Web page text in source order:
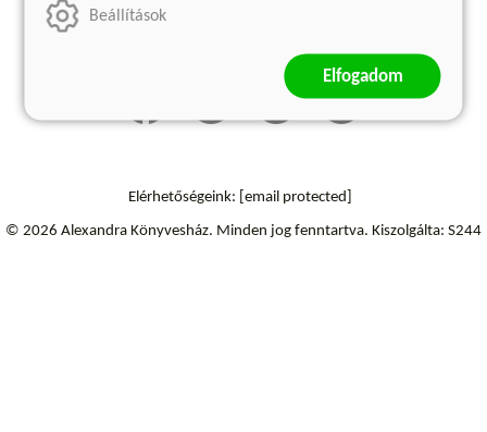
Szállítási információk
Elérhetőségeink: [email protected]
© 2026 Alexandra Könyvesház. Minden jog fenntartva. Kiszolgálta: S244
Beállítások
Elfogadom